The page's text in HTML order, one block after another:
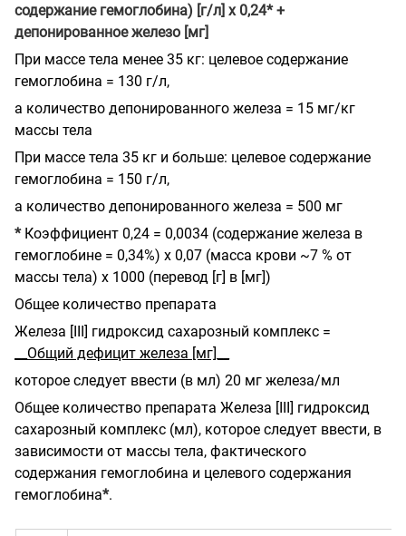
содержание гемоглобина) [г/л] х 0,24* +
депонированное железо [мг]
При массе тела менее 35 кг: целевое содержание
гемоглобина = 130 г/л,
а количество депонированного железа = 15 мг/кг
массы тела
При массе тела 35 кг и больше: целевое содержание
гемоглобина = 150 г/л,
а количество депонированного железа = 500 мг
* Коэффициент 0,24 = 0,0034 (содержание железа в
гемоглобине = 0,34%) х 0,07 (масса крови ~7 % от
массы тела) х 1000 (перевод [г] в [мг])
Общее количество препарата
Железа [III] гидроксид сахарозный комплекс =
__Общий дефицит железа [мг]__
которое следует ввести (в мл) 20 мг железа/мл
Общее количество препарата Железа [III] гидроксид
сахарозный комплекс (мл), которое следует ввести, в
зависимости от массы тела, фактического
содержания гемоглобина и целевого содержания
гемоглобина*.